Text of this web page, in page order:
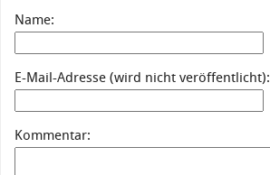
Name:
E-Mail-Adresse (wird nicht veröffentlicht):
Kommentar: